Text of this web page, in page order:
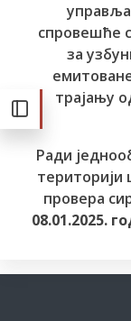
спровешће
за
трајању
Ради
територији
провера
08.01.2025.